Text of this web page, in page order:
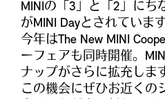
MINIの「3」と「2」にち
がMINI Dayとされています
今年はThe New MINI
ーフェアも同時開催。
ナップがさらに拡充しま
この機会にぜひお近くの